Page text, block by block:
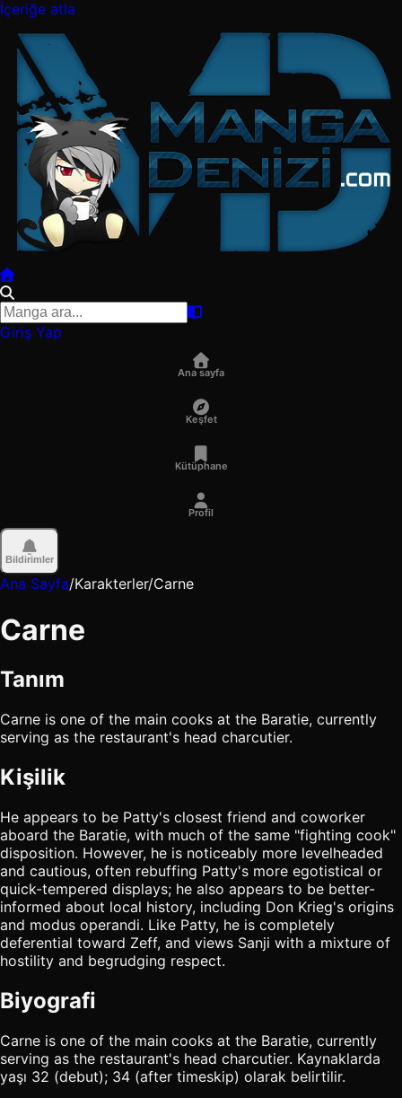
İçeriğe atla
Giriş Yap
Ana sayfa
Keşfet
Kütüphane
Profil
Bildirimler
Ana Sayfa/Karakterler/Carne
Carne
Tanım
Carne is one of the main cooks at the Baratie, currently
serving as the restaurant's head charcutier.
Kişilik
He appears to be Patty's closest friend and coworker
aboard the Baratie, with much of the same "fighting cook"
disposition. However, he is noticeably more levelheaded
and cautious, often rebuffing Patty's more egotistical or
quick-tempered displays; he also appears to be better-
informed about local history, including Don Krieg's origins
and modus operandi. Like Patty, he is completely
deferential toward Zeff, and views Sanji with a mixture of
hostility and begrudging respect.
Biyografi
Carne is one of the main cooks at the Baratie, currently
serving as the restaurant's head charcutier. Kaynaklarda
yaşı 32 (debut); 34 (after timeskip) olarak belirtilir.